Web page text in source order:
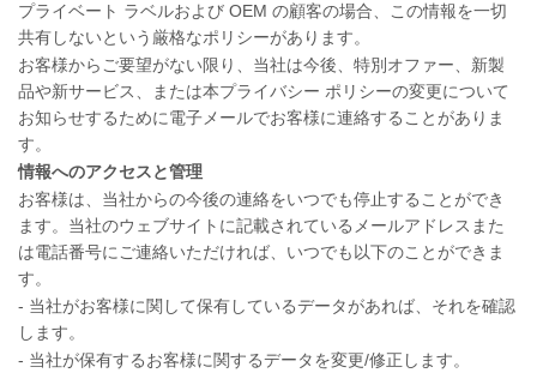
プライベート ラベルおよび OEM の顧客の場合、この情報を一切
共有しないという厳格なポリシーがあります。
お客様からご要望がない限り、当社は今後、特別オファー、新製
品や新サービス、または本プライバシー ポリシーの変更について
お知らせするために電子メールでお客様に連絡することがありま
す。
情報へのアクセスと管理
お客様は、当社からの今後の連絡をいつでも停止することができ
ます。当社のウェブサイトに記載されているメールアドレスまた
は電話番号にご連絡いただければ、いつでも以下のことができま
す。
- 当社がお客様に関して保有しているデータがあれば、それを確認
します。
- 当社が保有するお客様に関するデータを変更/修正します。